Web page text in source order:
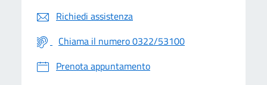
Richiedi assistenza
Chiama il numero 0322/53100
Prenota appuntamento